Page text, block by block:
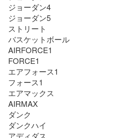
ジョーダン4
ジョーダン5
ストリート
バスケットボール
AIRFORCE1
FORCE1
エアフォース1
フォース1
エアマックス
AIRMAX
ダンク
ダンクハイ
アディダス